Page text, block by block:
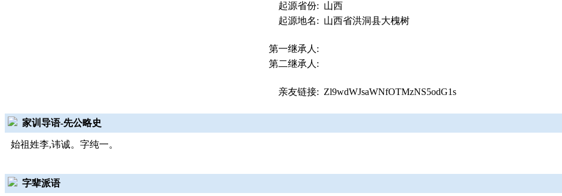
起源省份: 山西
起源地名: 山西省洪洞县大槐树
第一继承人:
第二继承人:
亲友链接: Zl9wdWJsaWNfOTMzNS5odG1s
家训导语-先公略史
始祖姓李,讳诚。字纯一。
字辈派语